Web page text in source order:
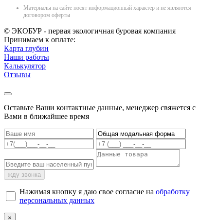
Материалы на сайте носят информационный характер и не являются
договором оферты
© ЭКОБУР - первая экологичная буровая компания
Принимаем к оплате:
Карта глубин
Наши работы
Калькулятор
Отзывы
Оставьте Ваши контактные данные, менеджер свяжется с
Вами в ближайшее время
жду звонка
Нажимая кнопку я даю свое согласие на обработку
персональных данных
×